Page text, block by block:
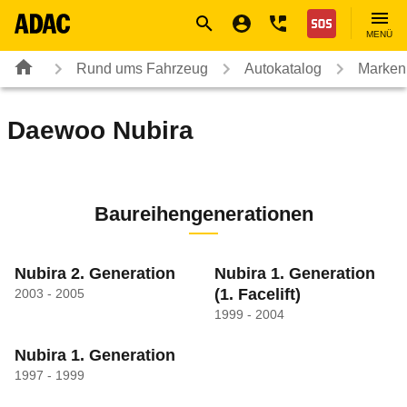
Nothilfe
MENÜ
Rund ums Fahrzeug Autokatalog
Daewoo Nubira
Baureihengenerationen
Nubira 2. Generation
2003 - 2005
Nubira 1. Generation
(1. Facelift)
1999 - 2004
Nubira 1. Generation
1997 - 1999